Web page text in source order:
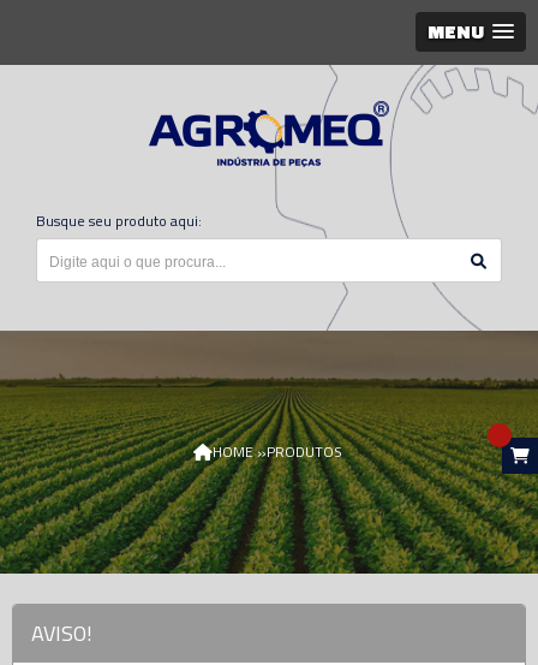
MENU
Busque seu produto aqui:
HOME»PRODUTOS
AVISO!